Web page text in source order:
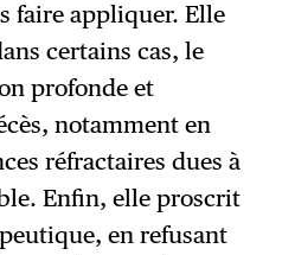
faire appliquer. Elle
certains cas, le
profonde et
notamment en
réfractaires dues à
Enfin, elle proscrit
en refusant